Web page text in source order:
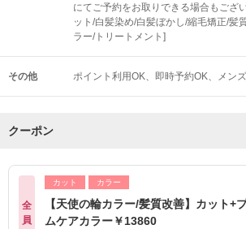
にてご予約をお取りできる場合もござ
ット/白髪染め/白髪ぼかし/縮毛矯正/髪
ラー/トリートメント]
その他 ポイント利用OK 即時予約OK メン
クーポン
全
員
カット カラー
【天使の輪カラー/髪質改善】カット+
ムケアカラー￥13860